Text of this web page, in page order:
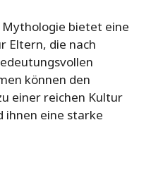
bietet eine
Eltern, die nach
können den
einer reichen Kultur
ihnen eine starke